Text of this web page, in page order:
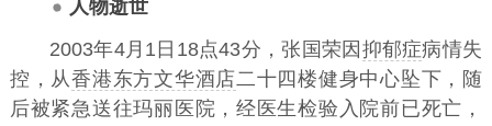
人物逝世
2003年4月1日18点43分，张国荣因 抑郁症病情失
控，从香港东方文华酒店二十四楼健身中心坠下，随
后被紧急送往玛丽医院，经医生检验入院前已死亡，